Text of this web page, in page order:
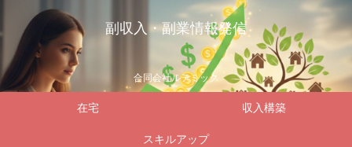
副収入・副業情報発信
合同会社ルテミック
在宅 収入構築
スキルアップ